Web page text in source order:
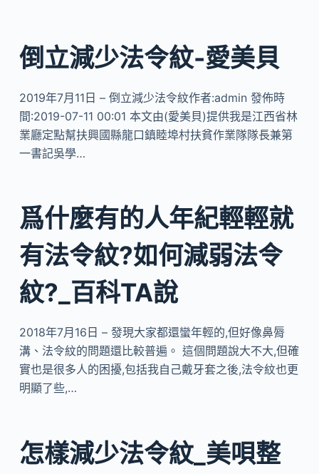
倒立減少法令紋-愛美貝
2019年7月11日 – 倒立減少法令紋作者:admin 發佈時
間:2019-07-11 00:01 本文由(愛美貝)提供我是江西省林
業廳定點幫扶興國縣龍口鎮睦埠村扶貧作業隊隊長兼第
一書記吳學…
爲什麼有的人年紀輕輕就
有法令紋?如何減弱法令
紋?_百科TA說
2018年7月16日 – 發現大家都還蠻年輕的,但好像鼻脣
溝、法令紋的問題還比較普遍。 這個問題說大不大,但確
實也是很多人的困擾,包括我自己戴牙套之後,法令紋也更
明顯了些,…
怎樣減少法令紋_美唄整